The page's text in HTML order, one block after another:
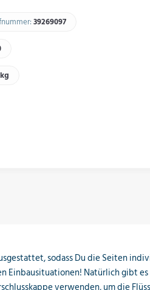
39269097​
sodass Du die Seiten
Einbausituationen! Natürlich gibt